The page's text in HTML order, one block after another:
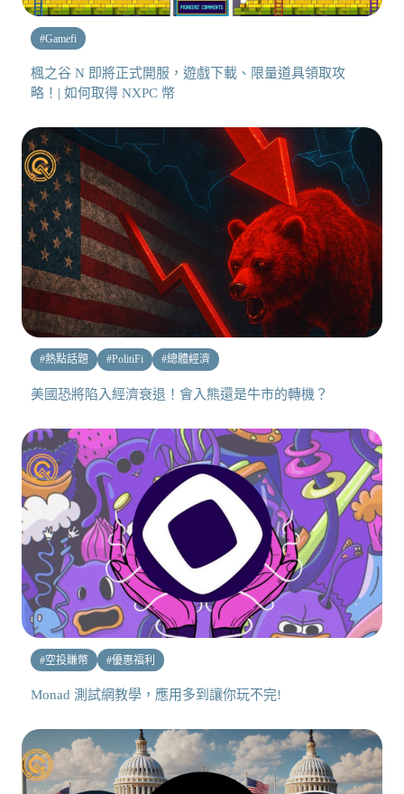
#Gamefi
楓之谷 N 即將正式開服，遊戲下載、限量道具領取攻
略！| 如何取得 NXPC 幣
#熱點話題 #PolitiFi #總體經濟
美國恐將陷入經濟衰退！會入熊還是牛市的轉機？
#空投賺幣 #優惠福利
Monad 測試網教學，應用多到讓你玩不完!